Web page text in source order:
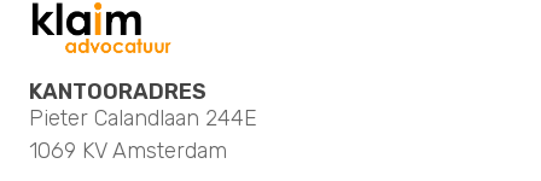
KANTOORADRES
Pieter Calandlaan 244E
1069 KV Amsterdam